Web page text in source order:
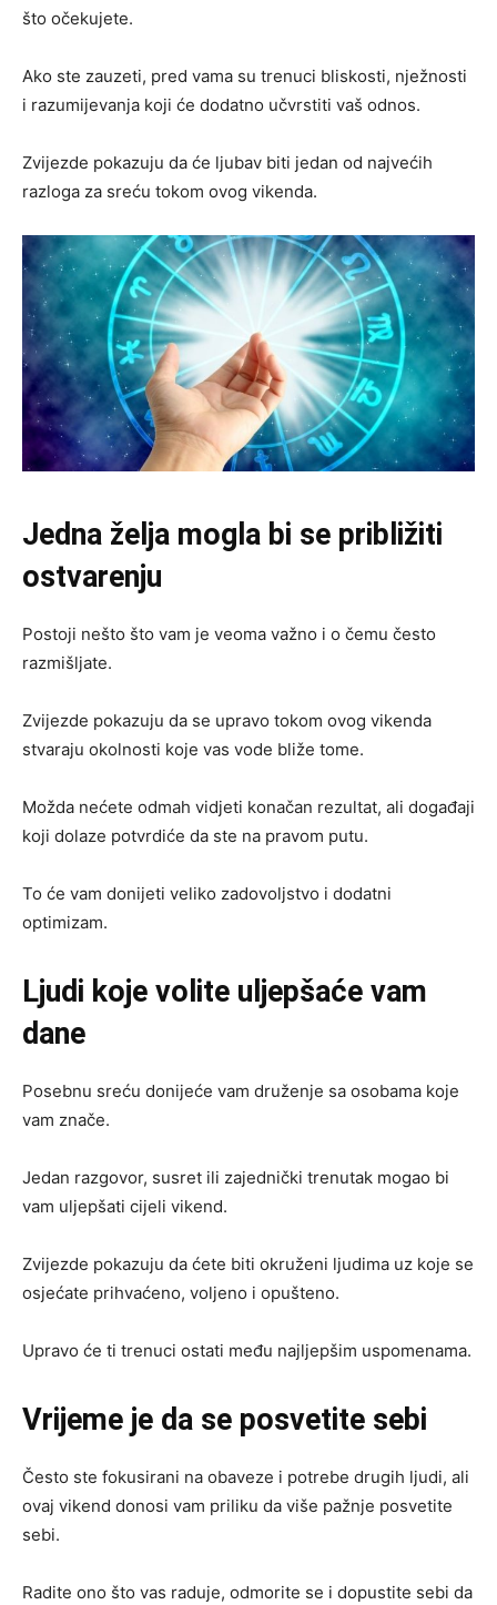
što očekujete.
Ako ste zauzeti, pred vama su trenuci bliskosti, nježnosti
i razumijevanja koji će dodatno učvrstiti vaš odnos.
Zvijezde pokazuju da će ljubav biti jedan od najvećih
razloga za sreću tokom ovog vikenda.
Jedna želja mogla bi se približiti
ostvarenju
Postoji nešto što vam je veoma važno i o čemu često
razmišljate.
Zvijezde pokazuju da se upravo tokom ovog vikenda
stvaraju okolnosti koje vas vode bliže tome.
Možda nećete odmah vidjeti konačan rezultat, ali događaji
koji dolaze potvrdiće da ste na pravom putu.
To će vam donijeti veliko zadovoljstvo i dodatni
optimizam.
Ljudi koje volite uljepšaće vam
dane
Posebnu sreću donijeće vam druženje sa osobama koje
vam znače.
Jedan razgovor, susret ili zajednički trenutak mogao bi
vam uljepšati cijeli vikend.
Zvijezde pokazuju da ćete biti okruženi ljudima uz koje se
osjećate prihvaćeno, voljeno i opušteno.
Upravo će ti trenuci ostati među najljepšim uspomenama.
Vrijeme je da se posvetite sebi
Često ste fokusirani na obaveze i potrebe drugih ljudi, ali
ovaj vikend donosi vam priliku da više pažnje posvetite
sebi.
Radite ono što vas raduje, odmorite se i dopustite sebi da